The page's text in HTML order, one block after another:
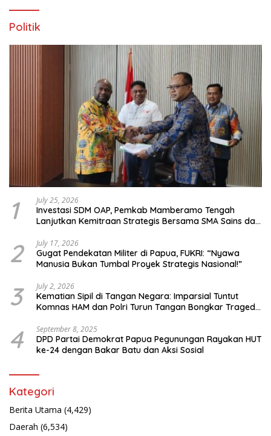
Politik
1 July 25, 2026
Investasi SDM OAP, Pemkab Mamberamo Tengah
Lanjutkan Kemitraan Strategis Bersama SMA Sains dan
2 July 17, 2026
Gugat Pendekatan Militer di Papua, FUKRI: “Nyawa
Manusia Bukan Tumbal Proyek Strategis Nasional!”
3 July 2, 2026
Kematian Sipil di Tangan Negara: Imparsial Tuntut
Komnas HAM dan Polri Turun Tangan Bongkar Tragedi
4 September 8, 2025
DPD Partai Demokrat Papua Pegunungan Rayakan HUT
ke-24 dengan Bakar Batu dan Aksi Sosial
Kategori
Berita Utama (4,429)
Daerah (6,534)